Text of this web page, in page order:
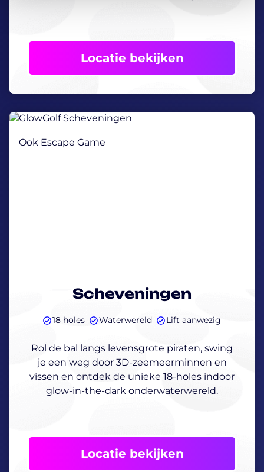
Locatie bekijken
Ook Escape Game
Scheveningen
18 holes Waterwereld Lift aanwezig
Rol de bal langs levensgrote piraten, swing
je een weg door 3D-zeemeerminnen en
vissen en ontdek de unieke 18-holes indoor
glow-in-the-dark onderwaterwereld.
Locatie bekijken